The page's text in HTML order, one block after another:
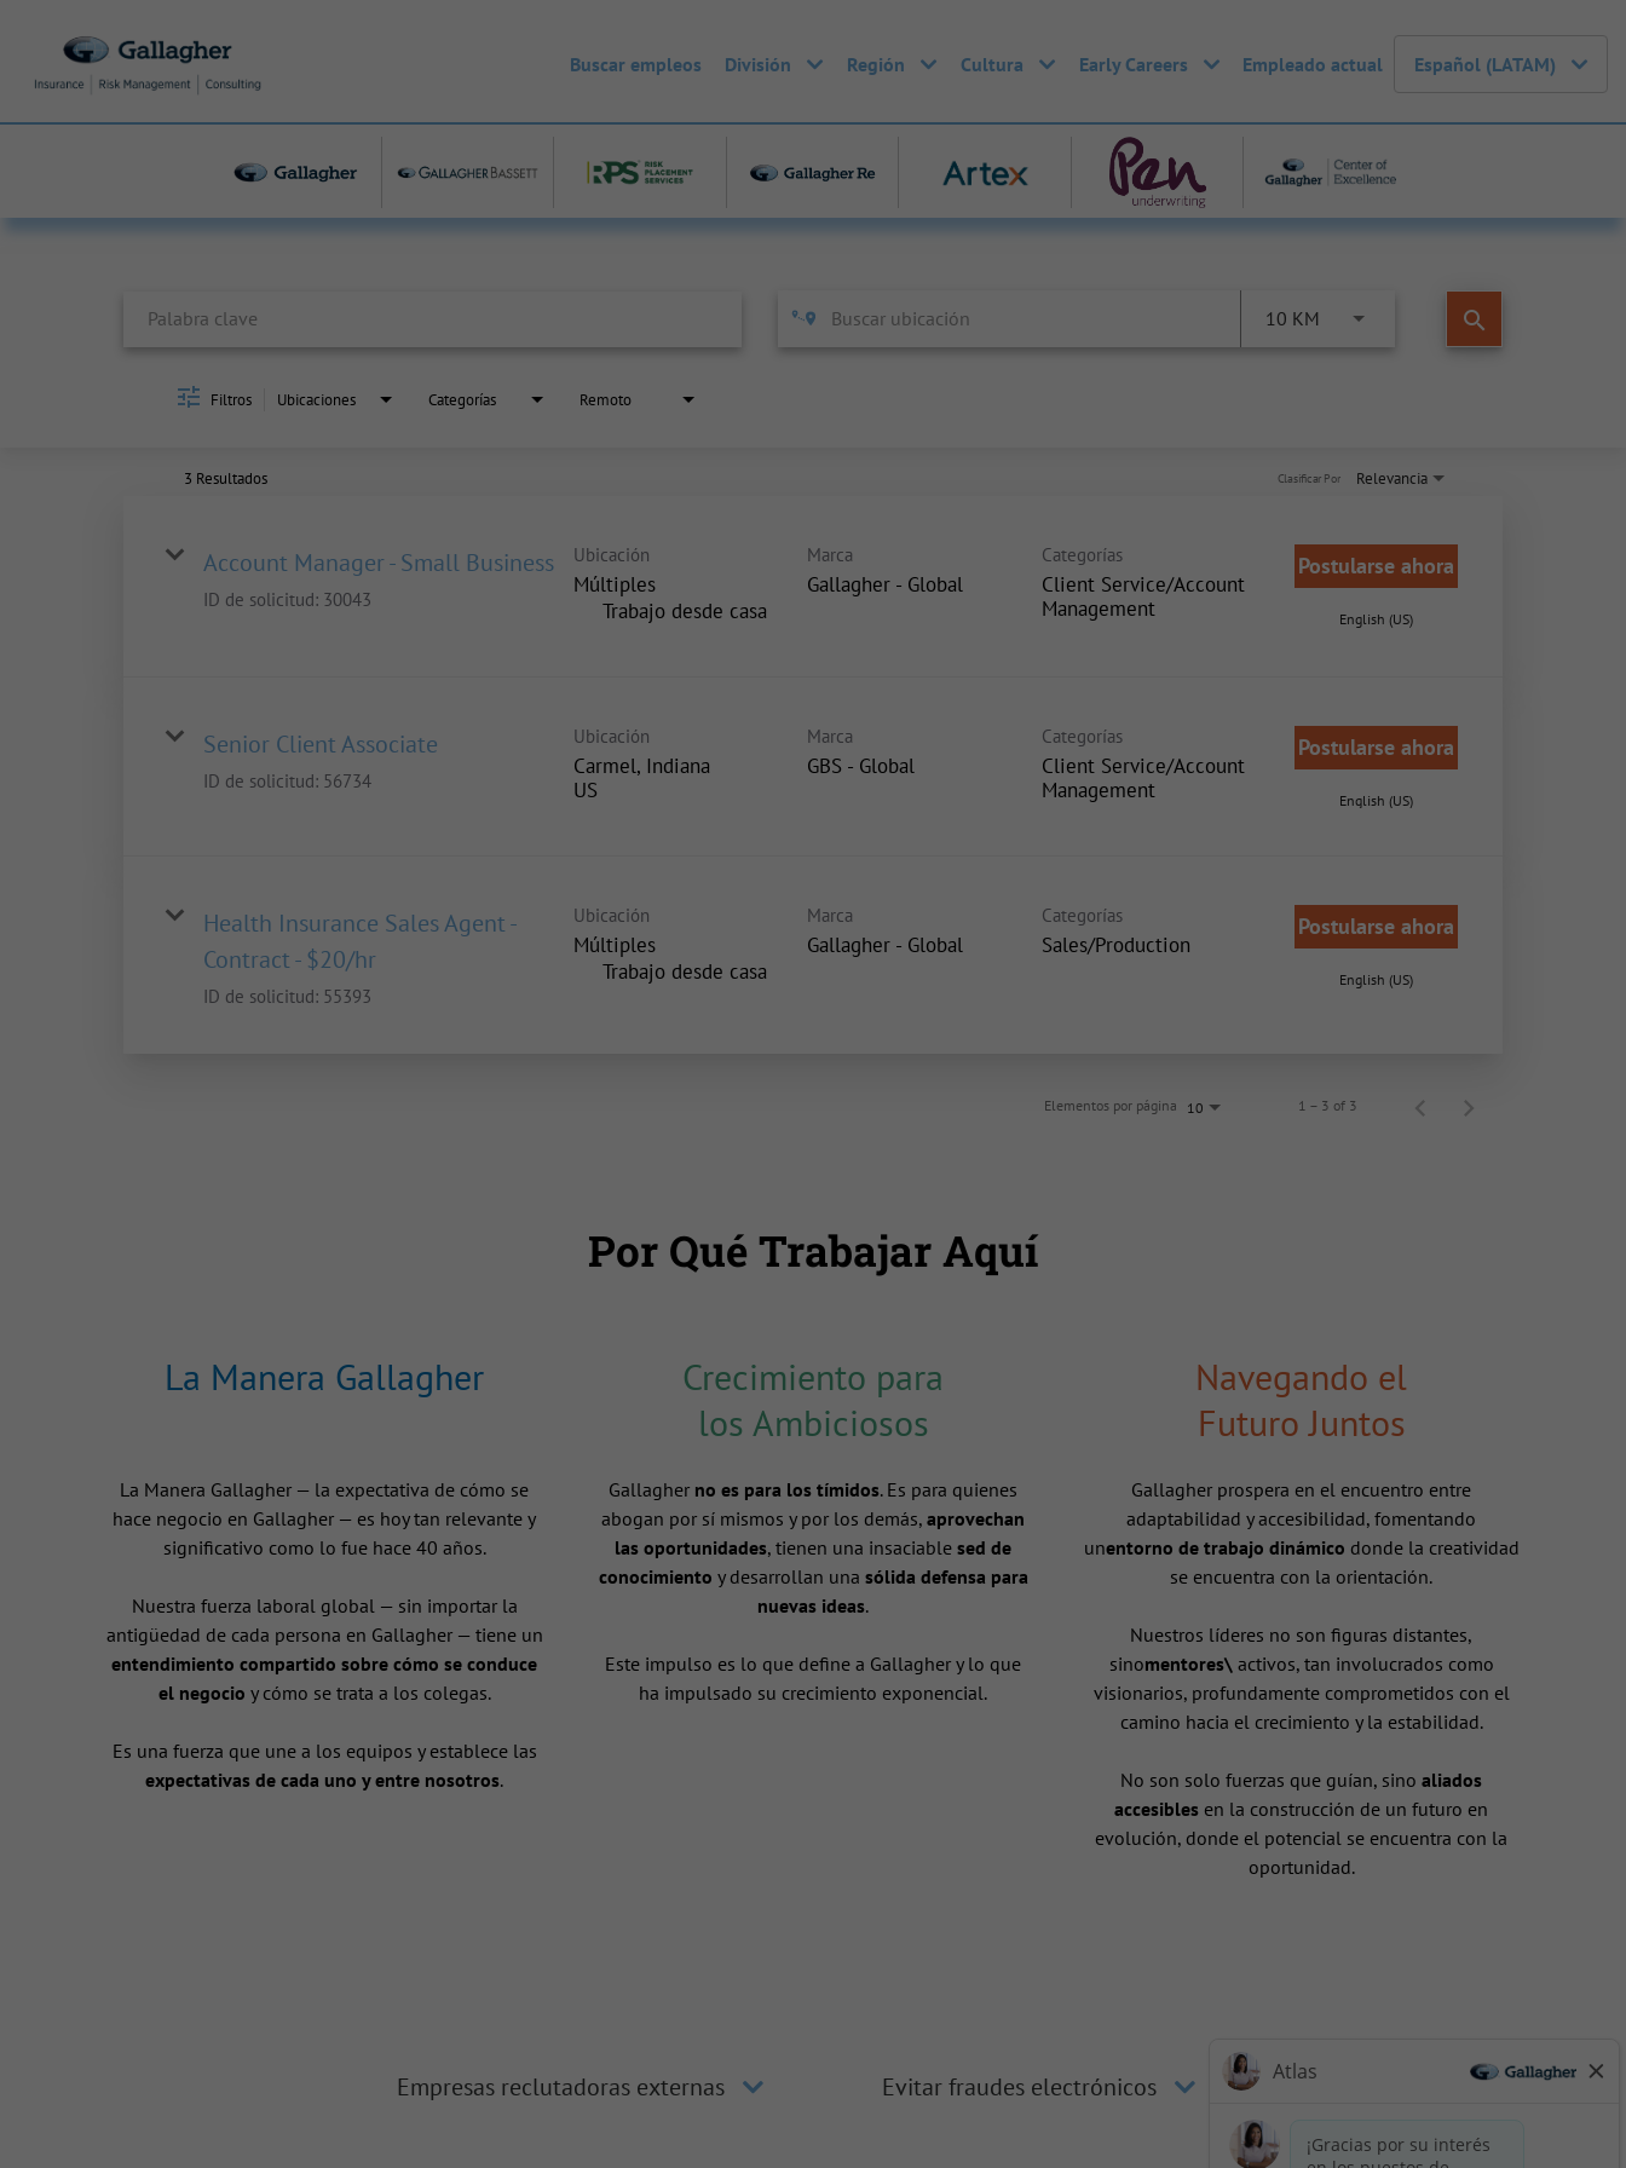
Buscar empleos División Región Cultura Early Careers Empleado actual Español (LATAM)
10 KM search
Filtros Ubicaciones Categorías Remoto
3 Resultados Relevancia
Clasificar Por
Account Manager - Small Business
ID de solicitud: 30043
Ubicación
Múltiples
inicio
Trabajo desde casa
Marca
Gallagher - Global
Categorías
Client Service/Account
Management
Postularse ahora
English (US)
Senior Client Associate
ID de solicitud: 56734
Ubicación
Carmel, Indiana
Marca
GBS - Global
Categorías
Client Service/Account
Management
Postularse ahora
English (US)
Health Insurance Sales Agent -
Contract - $20/hr
ID de solicitud: 55393
Ubicación
Múltiples
inicio
Trabajo desde casa
Marca
Gallagher - Global
Categorías
Sales/Production
Postularse ahora
English (US)
Elementos por página 10 1 – 3 of 3
Por Qué Trabajar Aquí
La Manera Gallagher
La Manera Gallagher — la expectativa de cómo se
hace negocio en Gallagher — es hoy tan relevante y
significativo como lo fue hace 40 años.
Nuestra fuerza laboral global — sin importar la
antigüedad de cada persona en Gallagher — tiene un
entendimiento compartido sobre cómo se conduce
el negocio y cómo se trata a los colegas.
Es una fuerza que une a los equipos y establece las
expectativas de cada uno y entre nosotros.
Crecimiento para
los Ambiciosos
Gallagher no es para los tímidos. Es para quienes
abogan por sí mismos y por los demás, aprovechan
las oportunidades, tienen una insaciable sed de
conocimiento y desarrollan una sólida defensa para
nuevas ideas.
Este impulso es lo que define a Gallagher y lo que
ha impulsado su crecimiento exponencial.
Navegando el
Futuro Juntos
Gallagher prospera en el encuentro entre
adaptabilidad y accesibilidad, fomentando
unentorno de trabajo dinámico donde la creatividad
se encuentra con la orientación.
Nuestros líderes no son figuras distantes,
sinomentores\ activos, tan involucrados como
visionarios, profundamente comprometidos con el
camino hacia el crecimiento y la estabilidad.
No son solo fuerzas que guían, sinoaliados
accesibles en la construcción de un futuro en
evolución, donde el potencial se encuentra con la
oportunidad.
Empresas reclutadoras externas Evitar fraudes electrónicos